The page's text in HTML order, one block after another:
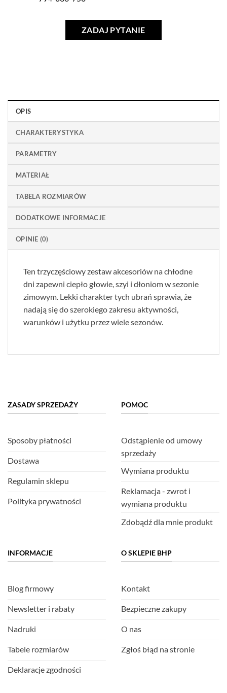
ZADAJ PYTANIE
OPIS
CHARAKTERYSTYKA
PARAMETRY
MATERIAŁ
TABELA ROZMIARÓW
DODATKOWE INFORMACJE
OPINIE (0)
Ten trzyczęściowy zestaw akcesoriów na chłodne
dni zapewni ciepło głowie, szyi i dłoniom w sezonie
zimowym. Lekki charakter tych ubrań sprawia, że
nadają się do szerokiego zakresu aktywności,
warunków i użytku przez wiele sezonów.
ZASADY SPRZEDAŻY
Sposoby płatności
Dostawa
Regulamin sklepu
Polityka prywatności
POMOC
Odstąpienie od umowy
sprzedaży
Wymiana produktu
Reklamacja - zwrot i
wymiana produktu
Zdobądź dla mnie produkt
INFORMACJE
Blog firmowy
Newsletter i rabaty
Nadruki
Tabele rozmiarów
Deklaracje zgodności
O SKLEPIE BHP
Kontakt
Bezpieczne zakupy
O nas
Zgłoś błąd na stronie